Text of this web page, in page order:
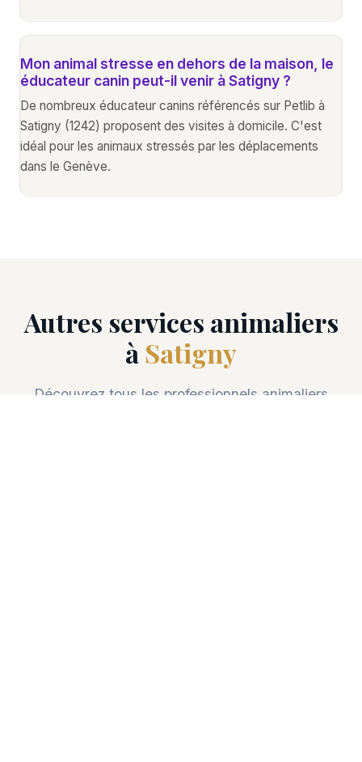
Mon animal stresse en dehors de la maison, le
éducateur canin peut-il venir à Satigny ?
De nombreux éducateur canins référencés sur Petlib à
Satigny (1242) proposent des visites à domicile. C'est
idéal pour les animaux stressés par les déplacements
dans le Genève.
Autres services animaliers
à Satigny
Découvrez tous les professionnels animaliers